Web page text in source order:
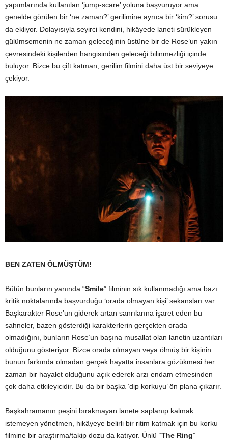
yapımlarında kullanılan ‘jump-scare’ yoluna başvuruyor ama
genelde görülen bir ‘ne zaman?’ gerilimine ayrıca bir ‘kim?’ sorusu
da ekliyor. Dolayısıyla seyirci kendini, hikâyede laneti sürükleyen
gülümsemenin ne zaman geleceğinin üstüne bir de Rose’un yakın
çevresindeki kişilerden hangisinden geleceği bilinmezliği içinde
buluyor. Bizce bu çift katman, gerilim filmini daha üst bir seviyeye
çekiyor.
BEN ZATEN ÖLMÜŞTÜM!
Bütün bunların yanında “Smile” filminin sık kullanmadığı ama bazı
kritik noktalarında başvurduğu ‘orada olmayan kişi’ sekansları var.
Başkarakter Rose’un giderek artan sanrılarına işaret eden bu
sahneler, bazen gösterdiği karakterlerin gerçekten orada
olmadığını, bunların Rose’un başına musallat olan lanetin uzantıları
olduğunu gösteriyor. Bizce orada olmayan veya ölmüş bir kişinin
bunun farkında olmadan gerçek hayatta insanlara gözükmesi her
zaman bir hayalet olduğunu açık ederek arzı endam etmesinden
çok daha etkileyicidir. Bu da bir başka ‘dip korkuyu’ ön plana çıkarır.
Başkahramanın peşini bırakmayan lanete saplanıp kalmak
istemeyen yönetmen, hikâyeye belirli bir ritim katmak için bu korku
filmine bir araştırma/takip dozu da katıyor. Ünlü “The Ring”